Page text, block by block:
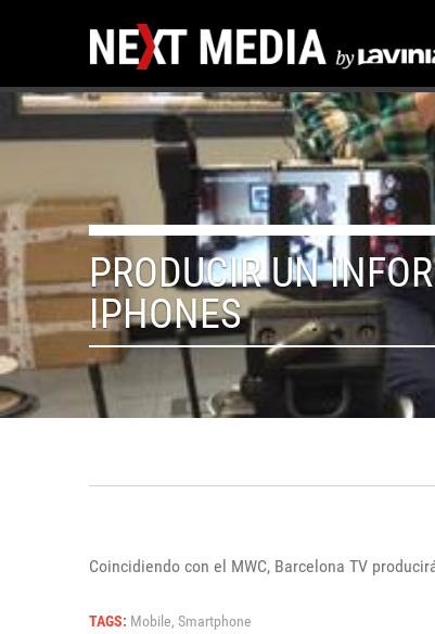
PRODUCIR UN
IPHONES
Coincidiendo con el MWC, Barcelona TV
TAGS: Mobile, Smartphone